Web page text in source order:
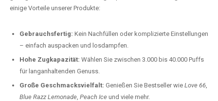
einige Vorteile unserer Produkte:
Gebrauchsfertig: Kein Nachfüllen oder komplizierte Einstellungen
– einfach auspacken und losdampfen.
Hohe Zugkapazität: Wählen Sie zwischen 3.000 bis 40.000 Puffs
für langanhaltenden Genuss.
Große Geschmacksvielfalt: Genießen Sie Bestseller wie Love 66,
Blue Razz Lemonade, Peach Ice und viele mehr.